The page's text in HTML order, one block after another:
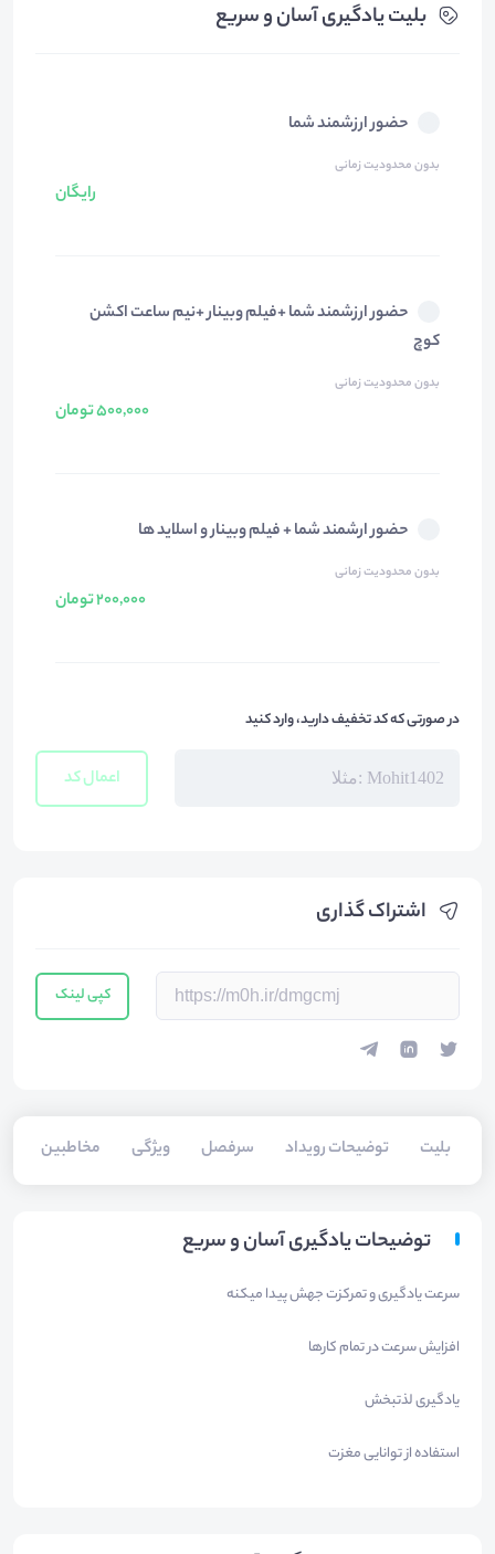
اشتراک گذاری
کپی لینک
بلیت‌ توضیحات رویداد سرفصل ویژگی مخاطبین
بلیت‌ یادگیری آسان و سریع
حضور ارزشمند شما
بدون محدودیت زمانی
رایگان
حضور ارزشمند شما +فیلم وبینار +نیم ساعت اکشن
کوچ
بدون محدودیت زمانی
500,000 تومان
حضور ارشمند شما + فیلم وبینار و اسلاید ها
بدون محدودیت زمانی
200,000 تومان
در صورتی که کد تخفیف دارید، وارد کنید
اعمال کد
توضیحات یادگیری آسان و سریع
سرعت یادگیری و تمرکزت جهش پیدا میکنه
افزایش سرعت در تمام کارها
یادگیری لذتبخش
استفاده از توانایی مغزت